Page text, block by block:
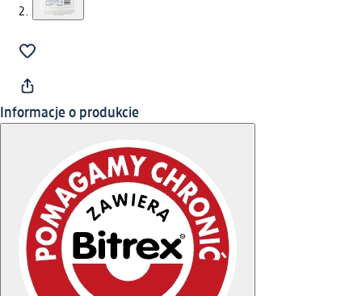
Informacje o produkcie